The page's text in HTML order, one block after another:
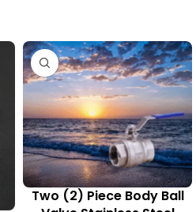
Two (2) Piece Body Ball